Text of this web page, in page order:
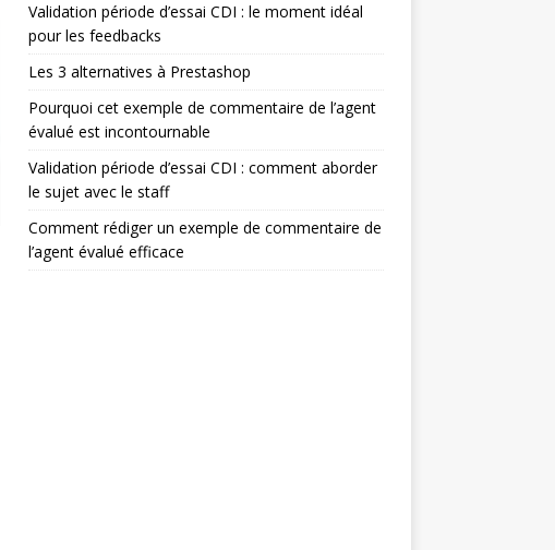
Validation période d’essai CDI : le moment idéal
pour les feedbacks
Les 3 alternatives à Prestashop
Pourquoi cet exemple de commentaire de l’agent
évalué est incontournable
Validation période d’essai CDI : comment aborder
le sujet avec le staff
Comment rédiger un exemple de commentaire de
l’agent évalué efficace